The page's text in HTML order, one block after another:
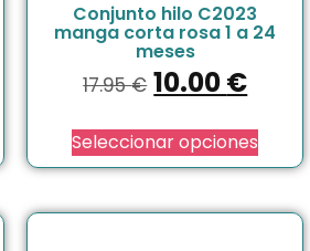
Conjunto hilo C2023
manga corta rosa 1 a 24
meses
17.95€ 10.00€
Seleccionar opciones